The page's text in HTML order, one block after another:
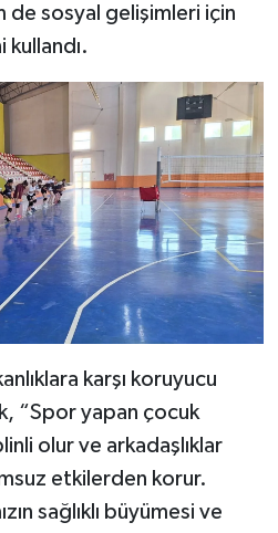
de sosyal gelişimleri için
karşı koruyucu
“Spor yapan çocuk
olur ve arkadaşlıklar
etkilerden korur.
sağlıklı büyümesi ve